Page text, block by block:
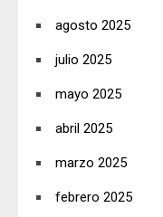
agosto 2025
julio 2025
mayo 2025
abril 2025
marzo 2025
febrero 2025